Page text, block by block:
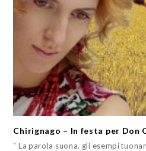
Chirignago – In festa per Don
" La parola suona, gli esempi